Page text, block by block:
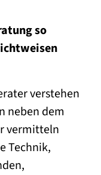
so
verstehen
neben dem
vermitteln
Technik,